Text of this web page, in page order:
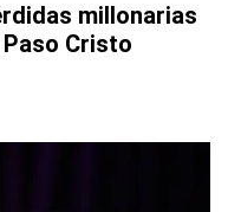
millonarias
Cristo